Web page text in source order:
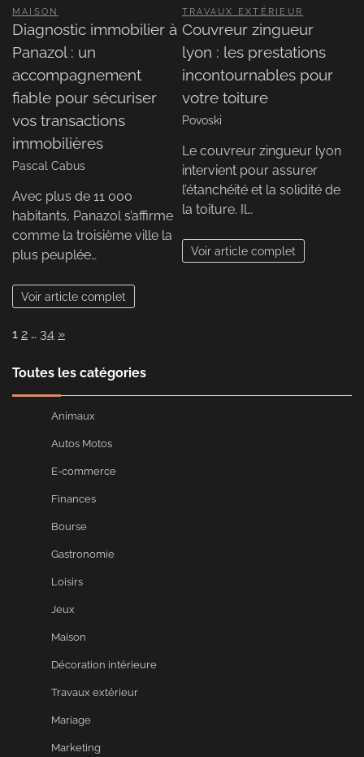
MAISON
Diagnostic immobilier à
Panazol : un
accompagnement
fiable pour sécuriser
vos transactions
immobilières
Pascal Cabus
Avec plus de 11 000
habitants, Panazol s’affirme
comme la troisième ville la
plus peuplée…
Voir article complet
TRAVAUX EXTÉRIEUR
Couvreur zingueur
lyon : les prestations
incontournables pour
votre toiture
Povoski
Le couvreur zingueur lyon
intervient pour assurer
l’étanchéité et la solidité de
la toiture. Il…
Voir article complet
Page:
1 2 … 34 Next
»
Toutes les catégories
Animaux
Autos Motos
E-commerce
Finances
Bourse
Gastronomie
Loisirs
Jeux
Maison
Décoration intérieure
Travaux extérieur
Mariage
Marketing